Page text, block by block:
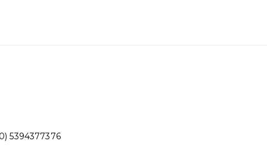
5394377376